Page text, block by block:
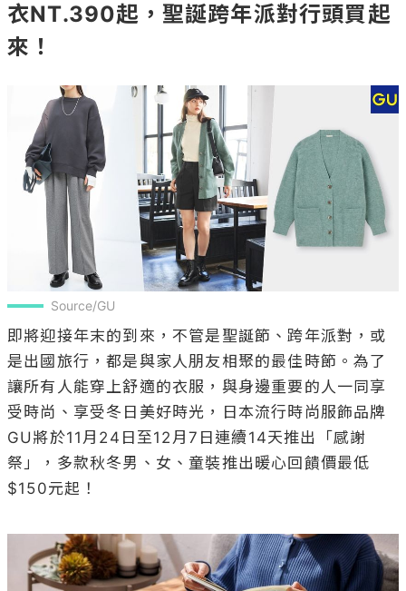
衣NT.390起，聖誕跨年派對行頭買起
來！
Source/GU
即將迎接年末的到來，不管是聖誕節、跨年派對，或
是出國旅行，都是與家人朋友相聚的最佳時節。為了
讓所有人能穿上舒適的衣服，與身邊重要的人一同享
受時尚、享受冬日美好時光，日本流行時尚服飾品牌
GU將於11月24日至12月7日連續14天推出「感謝
祭」，多款秋冬男、女、童裝推出暖心回饋價最低
$150元起！